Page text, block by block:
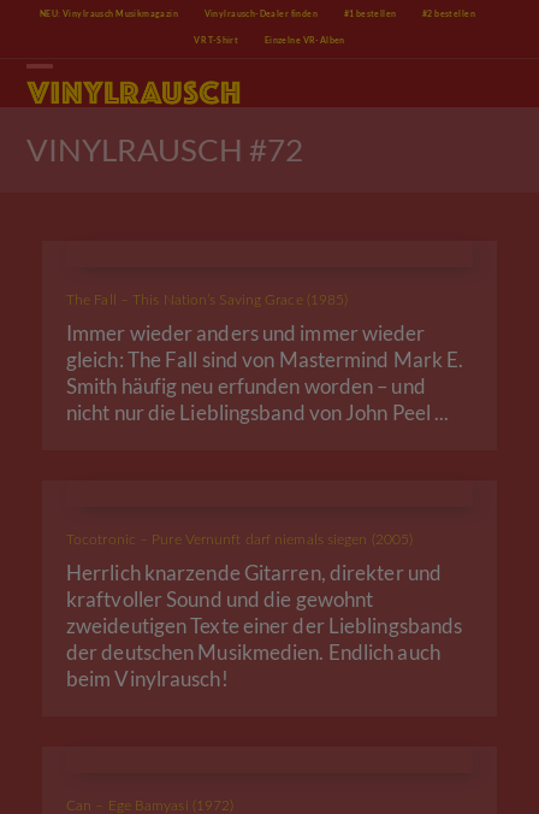
content
NEU: Vinylrausch Musikmagazin Vinylrausch-Dealer finden #1 bestellen #2 bestellen
VR T-Shirt Einzelne VR-Alben
Open
mobile
menu
Close
mobile
menu
VINYLRAUSCH #72
The Fall – This Nation’s Saving Grace (1985)
Immer wieder anders und immer wieder
gleich: The Fall sind von Mastermind Mark E.
Smith häufig neu erfunden worden – und
nicht nur die Lieblingsband von John Peel ...
Tocotronic – Pure Vernunft darf niemals siegen (2005)
Herrlich knarzende Gitarren, direkter und
kraftvoller Sound und die gewohnt
zweideutigen Texte einer der Lieblingsbands
der deutschen Musikmedien. Endlich auch
beim Vinylrausch!
Can – Ege Bamyasi (1972)